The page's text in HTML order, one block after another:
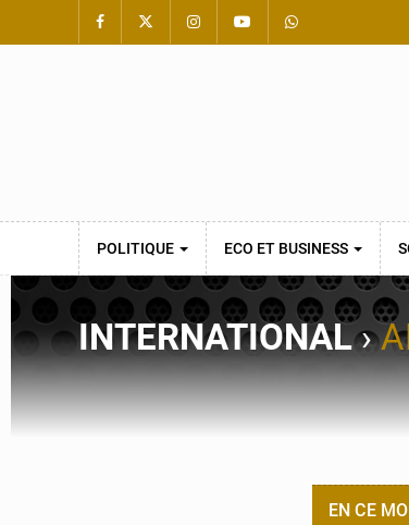
POLITIQUE ECO ET BUSINESS
INTERNATIONAL›
EN CE